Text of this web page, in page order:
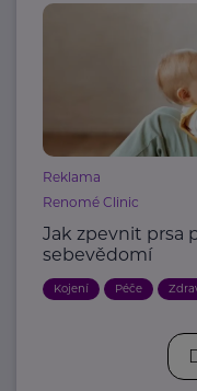
Reklama
Renomé Clinic
Jak zpevnit prsa
sebevědomí
Kojení Péče